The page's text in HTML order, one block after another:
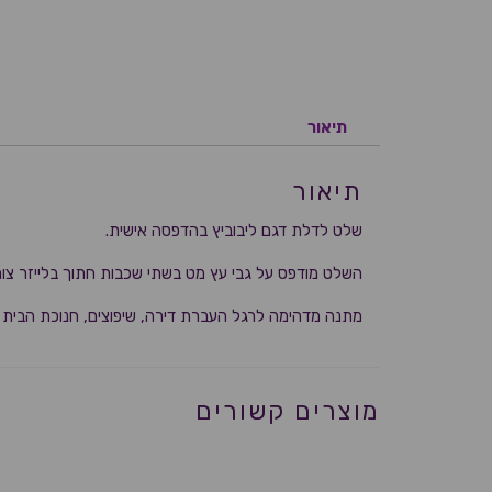
תיאור
תיאור
שלט לדלת דגם ליבוביץ בהדפסה אישית.
השלט מודפס על גבי עץ מט בשתי שכבות חתוך בלייזר
מתנה מדהימה לרגל העברת דירה, שיפוצים, חנוכת הבית
מוצרים קשורים